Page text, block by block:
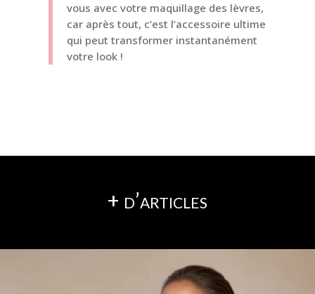
vous avec votre maquillage des lèvres,
car après tout, c’est l’accessoire ultime
qui peut transformer instantanément
votre look !
+ d’articles